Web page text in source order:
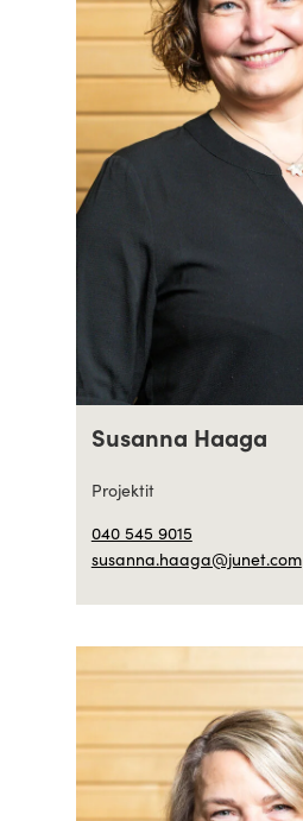
Susanna Haaga
Projektit
040 545 9015
susanna.haaga@junet.com